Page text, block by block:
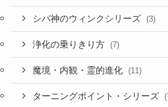
シバ神のウィンクシリーズ (3)
浄化の乗りきり方 (7)
魔境・内観・霊的進化 (11)
ターニングポイント・シリーズ